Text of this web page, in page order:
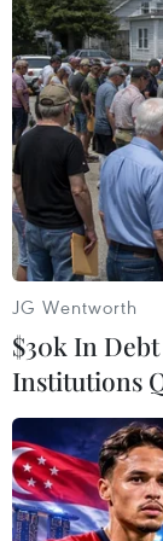
TIN LIÊN
JG Wentworth
$30k In
Institutions